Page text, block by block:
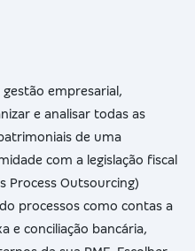
empresarial,
e analisar todas as
de uma
com a legislação fiscal
Process Outsourcing)
processos como contas a
e conciliação bancária,